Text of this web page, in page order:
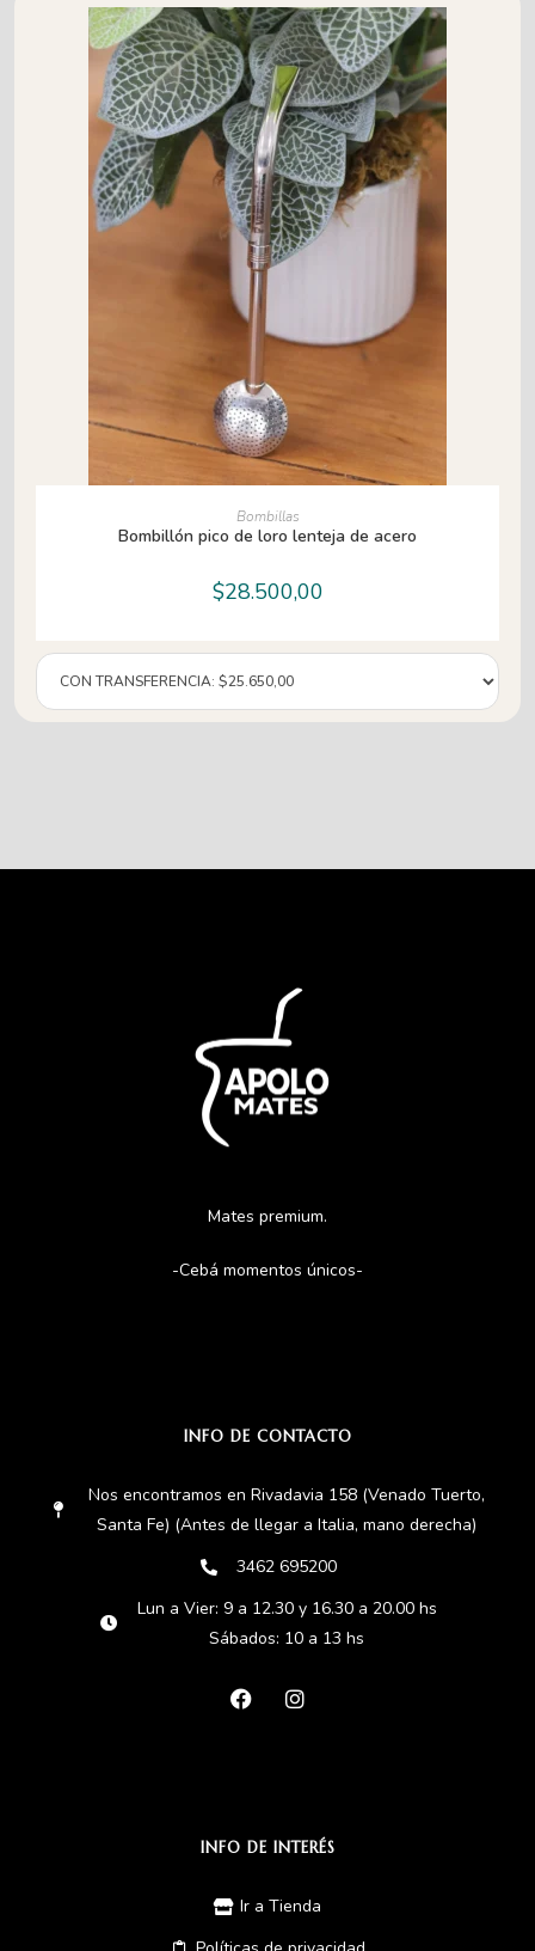
AÑADIR AL CARRITO
Bombillas
Bombillón pico de loro lenteja de acero
$28.500,00
Mates premium.
-Cebá momentos únicos-
INFO DE CONTACTO
Nos encontramos en Rivadavia 158 (Venado Tuerto,
Santa Fe) (Antes de llegar a Italia, mano derecha)
3462 695200
Lun a Vier: 9 a 12.30 y 16.30 a 20.00 hs
Sábados: 10 a 13 hs
INFO DE INTERÉS
Ir a Tienda